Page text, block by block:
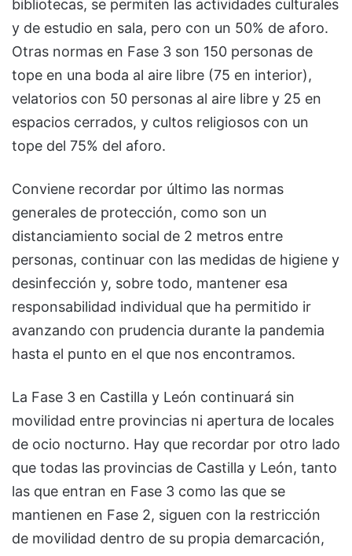
bibliotecas, se permiten las actividades culturales
y de estudio en sala, pero con un 50% de aforo.
Otras normas en Fase 3 son 150 personas de
tope en una boda al aire libre (75 en interior),
velatorios con 50 personas al aire libre y 25 en
espacios cerrados, y cultos religiosos con un
tope del 75% del aforo.
Conviene recordar por último las normas
generales de protección, como son un
distanciamiento social de 2 metros entre
personas, continuar con las medidas de higiene y
desinfección y, sobre todo, mantener esa
responsabilidad individual que ha permitido ir
avanzando con prudencia durante la pandemia
hasta el punto en el que nos encontramos.
La Fase 3 en Castilla y León continuará sin
movilidad entre provincias ni apertura de locales
de ocio nocturno. Hay que recordar por otro lado
que todas las provincias de Castilla y León, tanto
las que entran en Fase 3 como las que se
mantienen en Fase 2, siguen con la restricción
de movilidad dentro de su propia demarcación,